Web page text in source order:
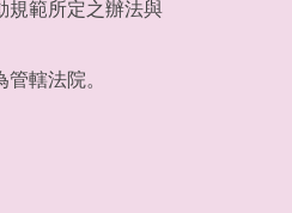
規範所定之辦法與
轄法院。